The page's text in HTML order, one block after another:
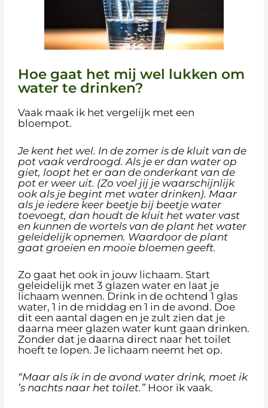
Hoe gaat het mij wel lukken om
water te drinken?
Vaak maak ik het vergelijk met een
bloempot.
Je kent het wel. In de zomer is de kluit van de
pot vaak verdroogd. Als je er dan water op
giet, loopt het er aan de onderkant van de
pot er weer uit. (Zo voel jij je waarschijnlijk
ook als je begint met water drinken). Maar
als je iedere keer beetje bij beetje water
toevoegt, dan houdt de kluit het water vast
en kunnen de wortels van de plant het water
geleidelijk opnemen. Waardoor de plant
gaat groeien en mooie bloemen geeft.
Zo gaat het ook in jouw lichaam. Start
geleidelijk met 3 glazen water en laat je
lichaam wennen. Drink in de ochtend 1 glas
water, 1 in de middag en 1 in de avond. Doe
dit een aantal dagen en je zult zien dat je
daarna meer glazen water kunt gaan drinken.
Zonder dat je daarna direct naar het toilet
hoeft te lopen. Je lichaam neemt het op.
“Maar als ik in de avond water drink, moet ik
’s nachts naar het toilet.” Hoor ik vaak.